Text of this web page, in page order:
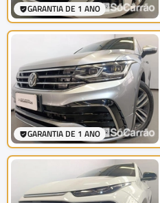
GARANTIA DE 1 ANO
GARANTIA DE 1 ANO